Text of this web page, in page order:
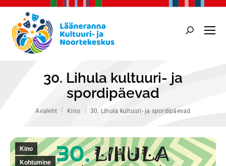
Search:
30. Lihula kultuuri- ja
spordipäevad
You are here:
Avaleht Kino 30. Lihula kultuuri- ja spordipäevad
Kino
Kohtumine